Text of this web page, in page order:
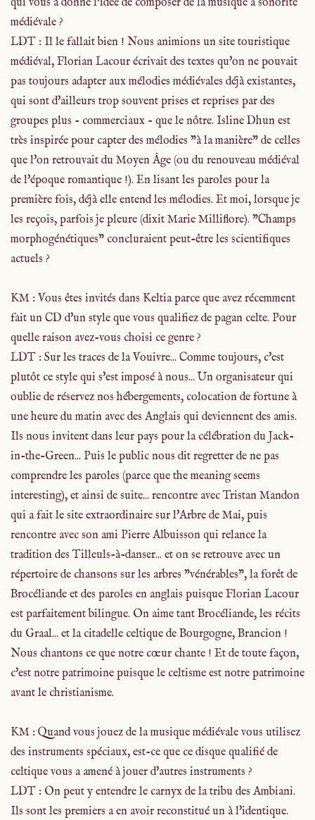
qui vous a donné l'idée de composer de la musique à sonorité
médiévale ?
LDT : Il le fallait bien ! Nous animions un site touristique
médiéval, Florian Lacour écrivait des textes qu'on ne pouvait
pas toujours adapter aux mélodies médiévales déjà existantes,
qui sont d'ailleurs trop souvent prises et reprises par des
groupes plus - commerciaux - que le nôtre. Isline Dhun est
très inspirée pour capter des mélodies "à la manière" de celles
que l'on retrouvait du Moyen Âge (ou du renouveau médiéval
de l'époque romantique !). En lisant les paroles pour la
première fois, déjà elle entend les mélodies. Et moi, lorsque je
les reçois, parfois je pleure (dixit Marie Milliflore). "Champs
morphogénétiques" concluraient peut-être les scientifiques
actuels ?
KM : Vous êtes invités dans Keltia parce que avez récemment
fait un CD d'un style que vous qualifiez de pagan celte. Pour
quelle raison avez-vous choisi ce genre ?
LDT : Sur les traces de la Vouivre... Comme toujours, c'est
plutôt ce style qui s'est imposé à nous... Un organisateur qui
oublie de réservez nos hébergements, colocation de fortune à
une heure du matin avec des Anglais qui deviennent des amis.
Ils nous invitent dans leur pays pour la célébration du Jack-
in-the-Green... Puis le public nous dit regretter de ne pas
comprendre les paroles (parce que the meaning seems
interesting), et ainsi de suite... rencontre avec Tristan Mandon
qui a fait le site extraordinaire sur l'Arbre de Mai, puis
rencontre avec son ami Pierre Albuisson qui relance la
tradition des Tilleuls-à-danser... et on se retrouve avec un
répertoire de chansons sur les arbres "vénérables", la forêt de
Brocéliande et des paroles en anglais puisque Florian Lacour
est parfaitement bilingue. On aime tant Brocéliande, les récits
du Graal... et la citadelle celtique de Bourgogne, Brancion !
Nous chantons ce que notre cœur chante ! Et de toute façon,
c'est notre patrimoine puisque le celtisme est notre patrimoine
avant le christianisme.
KM : Quand vous jouez de la musique médiévale vous utilisez
des instruments spéciaux, est-ce que ce disque qualifié de
celtique vous a amené à jouer d'autres instruments ?
LDT : On peut y entendre le carnyx de la tribu des Ambiani.
Ils sont les premiers a en avoir reconstitué un à l'identique.